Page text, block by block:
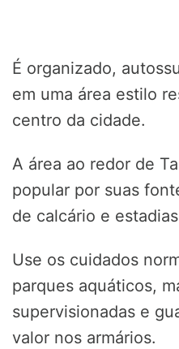
É organizado,
em uma área estilo
centro da cidade.
A área ao redor de
popular por suas
de calcário e
Use os cuidados
parques aquáticos,
supervisionadas e
valor nos armários.